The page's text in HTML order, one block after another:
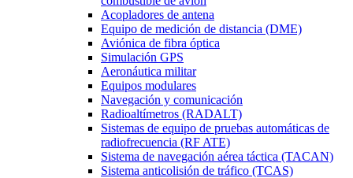
Acopladores de antena
Equipo de medición de distancia (DME)
Aviónica de fibra óptica
Simulación GPS
Aeronáutica militar
Equipos modulares
Navegación y comunicación
Radioaltímetros (RADALT)
Sistemas de equipo de pruebas automáticas de
radiofrecuencia (RF ATE)
Sistema de navegación aérea táctica (TACAN)
Sistema anticolisión de tráfico (TCAS)